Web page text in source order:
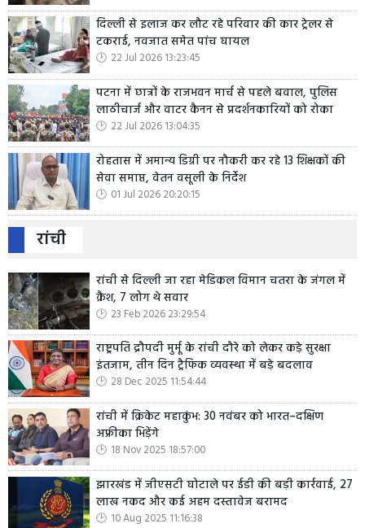
दिल्ली से इलाज कर लौट रहे परिवार की कार ट्रेलर से
टकराई, नवजात समेत पांच घायल
22 Jul 2026 13:23:45
पटना में छात्रों के राजभवन मार्च से पहले बवाल, पुलिस
लाठीचार्ज और वाटर कैनन से प्रदर्शनकारियों को रोका
22 Jul 2026 13:04:35
रोहतास में अमान्य डिग्री पर नौकरी कर रहे 13 शिक्षकों की
सेवा समाप्त, वेतन वसूली के निर्देश
01 Jul 2026 20:20:15
रांची
रांची से दिल्ली जा रहा मेडिकल विमान चतरा के जंगल में
क्रैश, 7 लोग थे सवार
23 Feb 2026 23:29:54
राष्ट्रपति द्रौपदी मुर्मू के रांची दौरे को लेकर कड़े सुरक्षा
इंतजाम, तीन दिन ट्रैफिक व्यवस्था में बड़े बदलाव
28 Dec 2025 11:54:44
रांची में क्रिकेट महाकुंभ: 30 नवंबर को भारत–दक्षिण
अफ्रीका भिड़ेंगे
18 Nov 2025 18:57:00
झारखंड में जीएसटी घोटाले पर ईडी की बड़ी कार्रवाई, 27
लाख नकद और कई अहम दस्तावेज बरामद
10 Aug 2025 11:16:38